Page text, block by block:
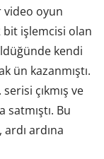
video oyun
bit işlemcisi olan
kendi
ün kazanmıştı.
çıkmış ve
Bu
ardına